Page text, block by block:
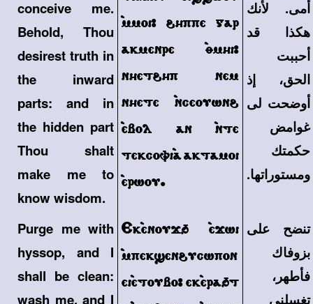
conceive me.
Behold, Thou
desirest truth in
the inward
parts: and in
the hidden part
Thou shalt
make me to
know wisdom.
`mmoi> \hppe gar
akmenre `qmhi>
nhet\hp nem
nhete `nceouwn\
`ebol an `nte
tekcovi`a aktamoi
`erwou.
أمى. لأنك
هكذا قد
أحببت
الحق، إذ
أوضحت لى
غوامض
حكمتك
ومستوراتها.
Purge me with
hyssop, and I
shall be clean:
wash me, and I
Ek`enouj' `ejwi
`mpek]en\ucwpon
ei`etoubo> ek`era't
تنضح على
بزوفاك
فأطهر،
تغسلنى